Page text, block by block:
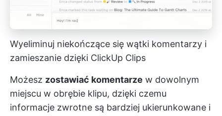
Wyeliminuj niekończące się wątki komentarzy i
zamieszanie dzięki ClickUp Clips
Możesz zostawiać komentarze w dowolnym
miejscu w obrębie klipu, dzięki czemu
informacje zwrotne są bardziej ukierunkowane i